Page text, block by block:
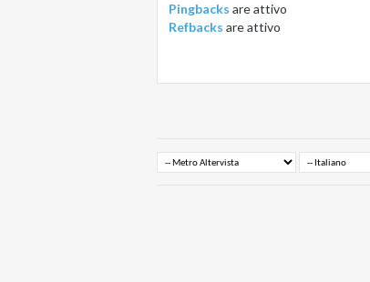
Pingbacks areattivo
Refbacks areattivo